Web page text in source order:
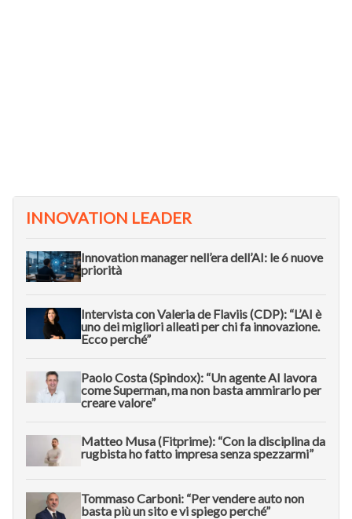
INNOVATION LEADER
Innovation manager nell’era dell’AI: le 6 nuove
priorità
Intervista con Valeria de Flaviis (CDP): “L’AI è
uno dei migliori alleati per chi fa innovazione.
Ecco perché”
Paolo Costa (Spindox): “Un agente AI lavora
come Superman, ma non basta ammirarlo per
creare valore”
Matteo Musa (Fitprime): “Con la disciplina da
rugbista ho fatto impresa senza spezzarmi”
Tommaso Carboni: “Per vendere auto non
basta più un sito e vi spiego perché”